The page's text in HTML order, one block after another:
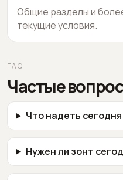
Общие разделы и
текущие условия.
FAQ
Частые
Что надеть
Нужен ли зонт